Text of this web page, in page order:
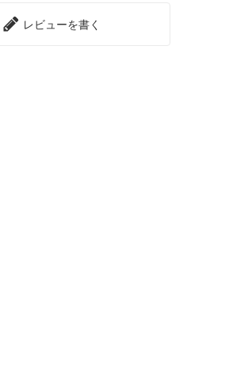
レビューを書く